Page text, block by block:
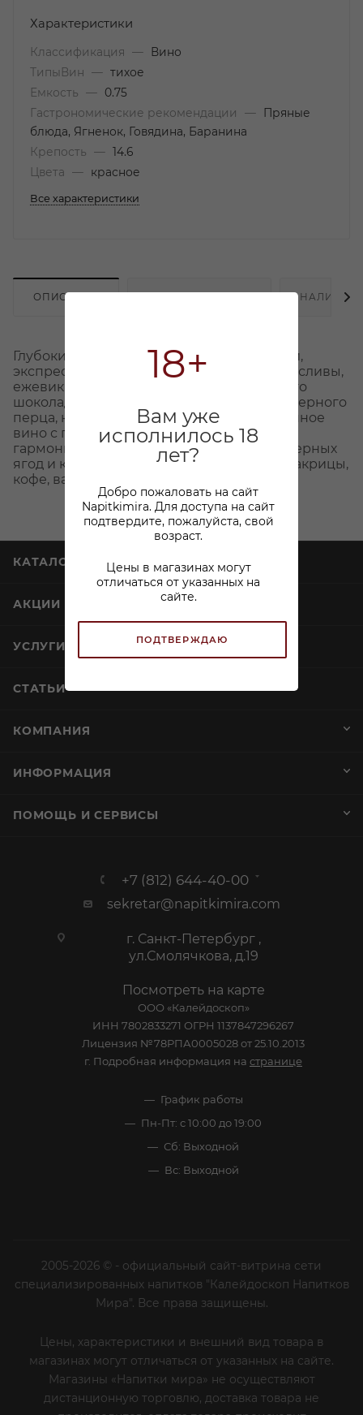
18+
Вам уже
исполнилось 18
лет?
Добро пожаловать на сайт
Napitkimira. Для доступа на сайт
подтвердите, пожалуйста, свой
возраст.
Цены в магазинах могут
отличаться от указанных на
сайте.
ПОДТВЕРЖДАЮ
Характеристики
Классификация —
Вино
ТипыВин
— тихое
Емкость
—
0.75
Гастрономические рекомендации
—
Пряные
блюда, Ягненок, Говядина, Баранина
Крепость
— 14.6
Цвета
— красное
Все характеристики
ОПИСАНИЕ НАЛИЧИЕ
Глубокий рубиновый цвет. Многогранный,
экспрессивный букет с нотами черешни, сливы,
ежевики, черных оливок, ментола, темного
шоколада, лакрицы, черной смородины, черного
перца, кожи, карри. Полнотелое, насыщенное
вино с плотной танинной структурой,
гармоничной кислотностью, оттенками черных
ягод и кондитерской гаммой шоколада, лакрицы,
кофе, ванили в послевкусии.
КАТАЛОГ
АКЦИИ
УСЛУГИ
СТАТЬИ
КОМПАНИЯ
ИНФОРМАЦИЯ
ПОМОЩЬ И СЕРВИСЫ
+7 (812) 644-40-00
sekretar@napitkimira.com
г. Санкт-Петербург ,
ул.Смолячкова, д.19
Посмотреть на карте
ООО «Калейдоскоп»
ИНН 7802833271 ОГРН 1137847296267
Лицензия №78РПА0005028 от 25.10.2013
г. Подробная информация на странице
График работы
Пн-Пт: с 10:00 до 19:00
Сб: Выходной
Вс: Выходной
2005-2026 © - официальный сайт-витрина сети
специализированных напитков "Калейдоскоп Напитков
Мира". Все права защищены.
Цены, характеристики и внешний вид товара в
магазинах могут отличаться от указанных на сайте.
Магазины «Напитки мира» не осуществляют
дистанционную торговлю, доставка товара не